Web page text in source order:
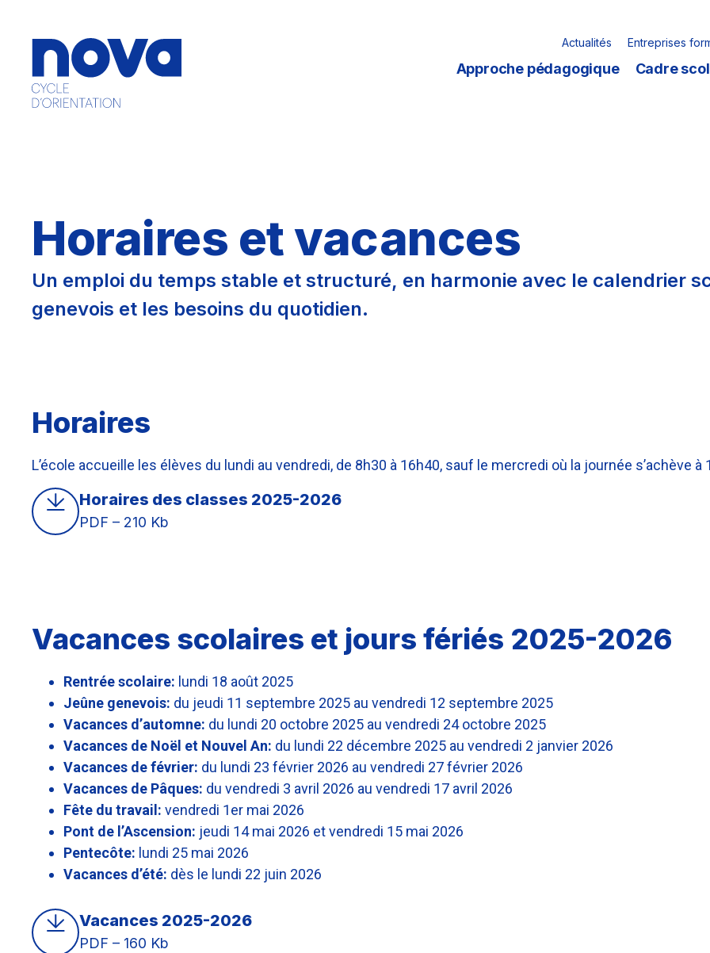
Actualités Entreprises
Approche pédagogique Cadre
Horaires et vacances
Un emploi du temps stable et structuré, en harmonie avec le calendrier
genevois et les besoins du quotidien.
Horaires
L’école accueille les élèves du lundi au vendredi, de 8h30 à 16h40, sauf le mercredi où la journée s’achève à
Horaires des classes 2025-2026
PDF – 210 Kb
Vacances scolaires et jours fériés 2025-2026
Rentrée scolaire: lundi 18 août 2025
Jeûne genevois: du jeudi 11 septembre 2025 au vendredi 12 septembre 2025
Vacances d’automne: du lundi 20 octobre 2025 au vendredi 24 octobre 2025
Vacances de Noël et Nouvel An: du lundi 22 décembre 2025 au vendredi 2 janvier 2026
Vacances de février: du lundi 23 février 2026 au vendredi 27 février 2026
Vacances de Pâques: du vendredi 3 avril 2026 au vendredi 17 avril 2026
Fête du travail: vendredi 1er mai 2026
Pont de l’Ascension: jeudi 14 mai 2026 et vendredi 15 mai 2026
Pentecôte: lundi 25 mai 2026
Vacances d’été: dès le lundi 22 juin 2026
Vacances 2025-2026
PDF – 160 Kb